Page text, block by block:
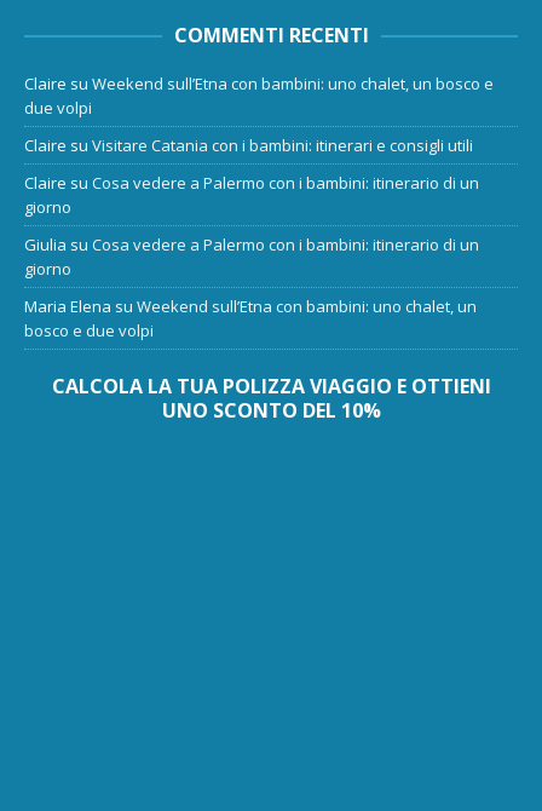
COMMENTI RECENTI
Claire su Weekend sull’Etna con bambini: uno chalet, un bosco e
due volpi
Claire su Visitare Catania con i bambini: itinerari e consigli utili
Claire su Cosa vedere a Palermo con i bambini: itinerario di un
giorno
Giulia su Cosa vedere a Palermo con i bambini: itinerario di un
giorno
Maria Elena su Weekend sull’Etna con bambini: uno chalet, un
bosco e due volpi
CALCOLA LA TUA POLIZZA VIAGGIO E OTTIENI
UNO SCONTO DEL 10%